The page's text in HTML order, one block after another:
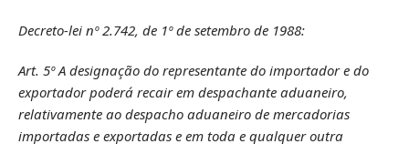
Decreto-lei nº 2.742, de 1º de setembro de 1988:
Art. 5º A designação do representante do importador e do
exportador poderá recair em despachante aduaneiro,
relativamente ao despacho aduaneiro de mercadorias
importadas e exportadas e em toda e qualquer outra